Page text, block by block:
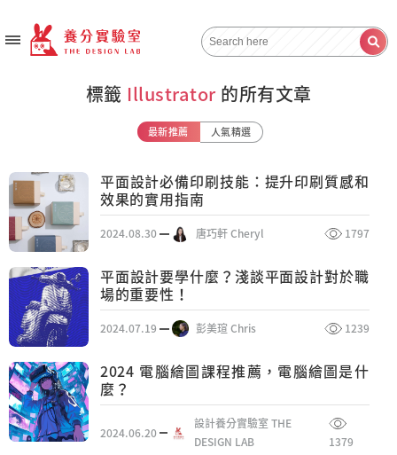
標籤 Illustrator 的所有文章
最新推薦 人氣精選
平面設計必備印刷技能：提升印刷質感和
效果的實用指南
2024.08.30 唐巧軒 Cheryl 1797
平面設計要學什麼？淺談平面設計對於職
場的重要性！
2024.07.19 彭美瑄 Chris 1239
2024 電腦繪圖課程推薦，電腦繪圖是什
麼？
2024.06.20
設計養分實驗室 THE
DESIGN LAB
1379